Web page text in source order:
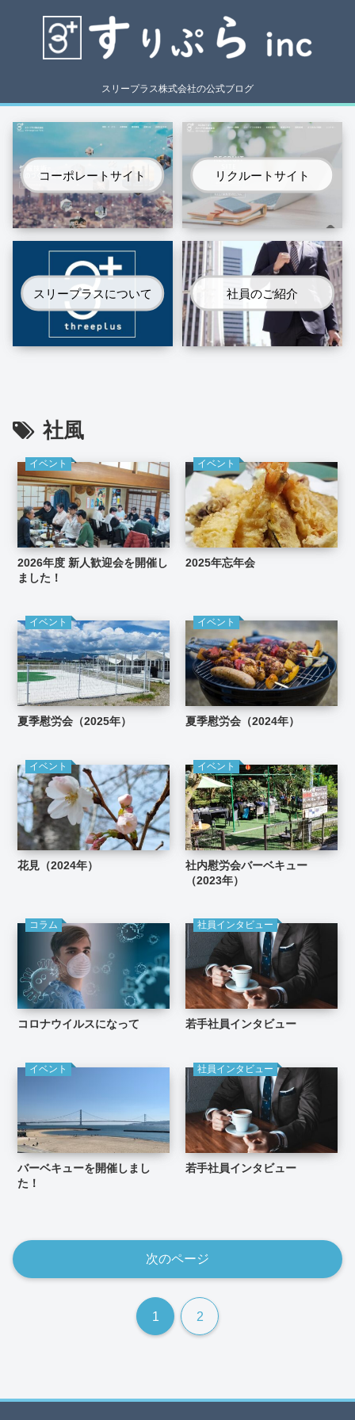
スリープラス株式会社の公式ブログ
コーポレートサイト リクルートサイト
スリープラスについて 社員のご紹介
社風
イベント
2026年度 新人歓迎会を開催し
ました！
イベント
2025年忘年会
イベント
夏季慰労会（2025年）
イベント
夏季慰労会（2024年）
イベント
花見（2024年）
イベント
社内慰労会バーベキュー
（2023年）
コラム
コロナウイルスになって
社員インタビュー
若手社員インタビュー
イベント
バーベキューを開催しまし
た！
社員インタビュー
若手社員インタビュー
次のページ
1 2